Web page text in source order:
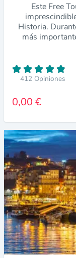
Este Free
Historia.
más
412 Opiniones
0,00 €